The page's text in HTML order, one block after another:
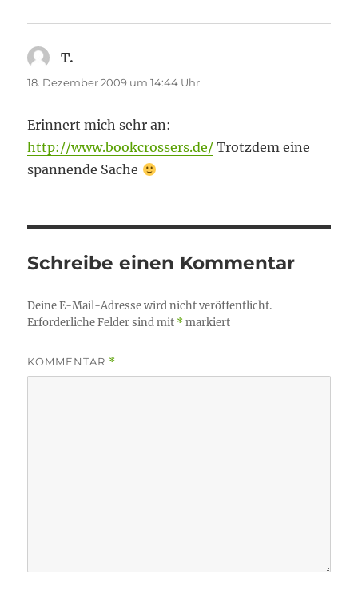
T.
18. Dezember 2009 um 14:44 Uhr
Erinnert mich sehr an:
http://www.bookcrossers.de/ Trotzdem eine
spannende Sache
Schreibe einen Kommentar
Deine E-Mail-Adresse wird nicht veröffentlicht.
Erforderliche Felder sind mit *markiert
KOMMENTAR *